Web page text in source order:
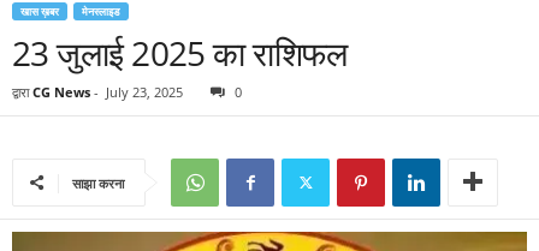
खास ख़बर मेनस्लाइड
23 जुलाई 2025 का राशिफल
द्वारा CG News - July 23, 2025 0
साझा करना